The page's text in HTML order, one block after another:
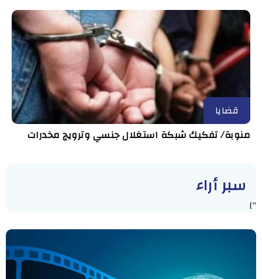
قضايا
منوبة/ تفكيك شبكة استغلال جنسي وترويج مخدرات
سبر أراء
"]